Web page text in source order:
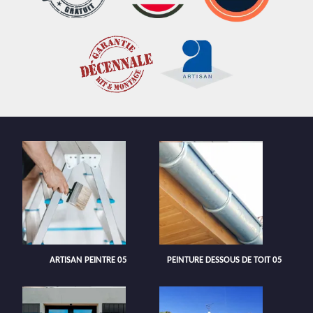
ARTISAN PEINTRE 05 PEINTURE DESSOUS DE TOIT 05